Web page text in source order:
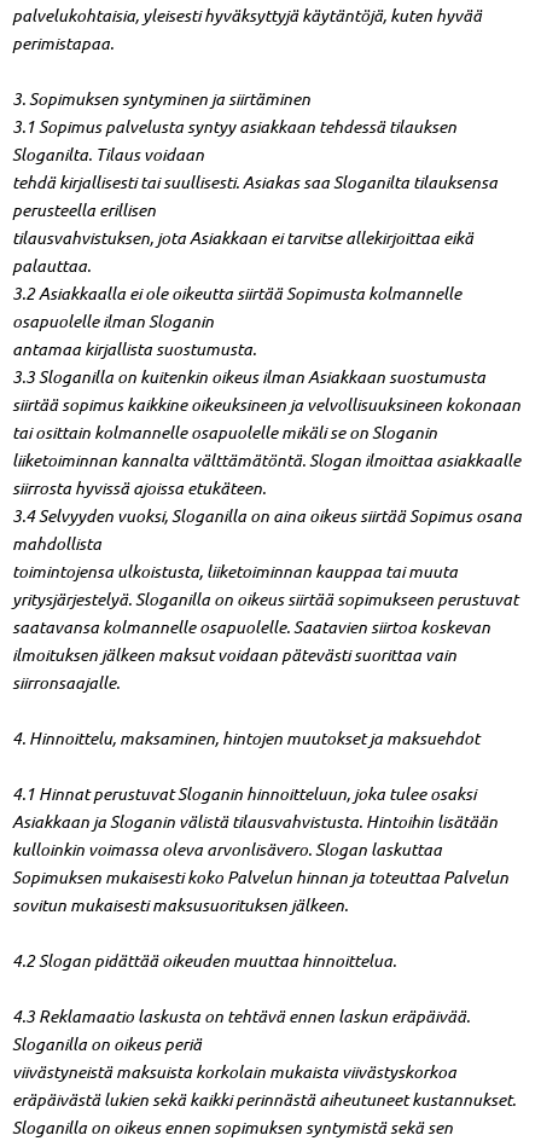
palvelukohtaisia, yleisesti hyväksyttyjä käytäntöjä, kuten hyvää
perimistapaa.
3. Sopimuksen syntyminen ja siirtäminen
3.1 Sopimus palvelusta syntyy asiakkaan tehdessä tilauksen
Sloganilta. Tilaus voidaan
tehdä kirjallisesti tai suullisesti. Asiakas saa Sloganilta tilauksensa
perusteella erillisen
tilausvahvistuksen, jota Asiakkaan ei tarvitse allekirjoittaa eikä
palauttaa.
3.2 Asiakkaalla ei ole oikeutta siirtää Sopimusta kolmannelle
osapuolelle ilman Sloganin
antamaa kirjallista suostumusta.
3.3 Sloganilla on kuitenkin oikeus ilman Asiakkaan suostumusta
siirtää sopimus kaikkine oikeuksineen ja velvollisuuksineen kokonaan
tai osittain kolmannelle osapuolelle mikäli se on Sloganin
liiketoiminnan kannalta välttämätöntä. Slogan ilmoittaa asiakkaalle
siirrosta hyvissä ajoissa etukäteen.
3.4 Selvyyden vuoksi, Sloganilla on aina oikeus siirtää Sopimus osana
mahdollista
toimintojensa ulkoistusta, liiketoiminnan kauppaa tai muuta
yritysjärjestelyä. Sloganilla on oikeus siirtää sopimukseen perustuvat
saatavansa kolmannelle osapuolelle. Saatavien siirtoa koskevan
ilmoituksen jälkeen maksut voidaan pätevästi suorittaa vain
siirronsaajalle.
4. Hinnoittelu, maksaminen, hintojen muutokset ja maksuehdot
4.1 Hinnat perustuvat Sloganin hinnoitteluun, joka tulee osaksi
Asiakkaan ja Sloganin välistä tilausvahvistusta. Hintoihin lisätään
kulloinkin voimassa oleva arvonlisävero. Slogan laskuttaa
Sopimuksen mukaisesti koko Palvelun hinnan ja toteuttaa Palvelun
sovitun mukaisesti maksusuorituksen jälkeen.
4.2 Slogan pidättää oikeuden muuttaa hinnoittelua.
4.3 Reklamaatio laskusta on tehtävä ennen laskun eräpäivää.
Sloganilla on oikeus periä
viivästyneistä maksuista korkolain mukaista viivästyskorkoa
eräpäivästä lukien sekä kaikki perinnästä aiheutuneet kustannukset.
Sloganilla on oikeus ennen sopimuksen syntymistä sekä sen